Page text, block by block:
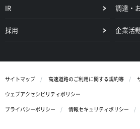
IR 調達・
採用 企業活
サイトマップ 高速道路のご利用に関する規約等
ウェブアクセシビリティポリシー
プライバシーポリシー
情報セキュリティポリシー